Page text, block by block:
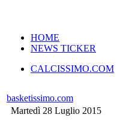
HOME
NEWS TICKER
CALCISSIMO.COM
basketissimo.com
Martedì 28 Luglio 2015